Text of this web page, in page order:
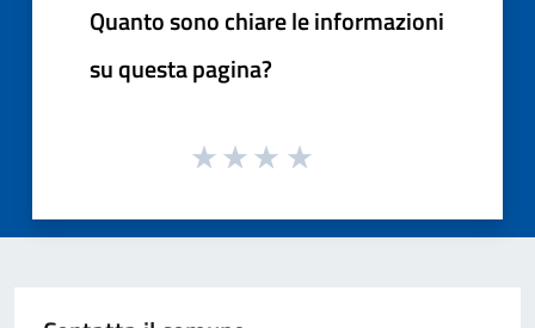
Quanto sono chiare le informazioni
su questa pagina?